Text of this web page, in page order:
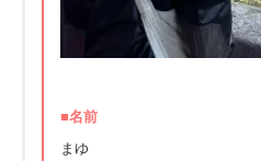
■名前
まゆ